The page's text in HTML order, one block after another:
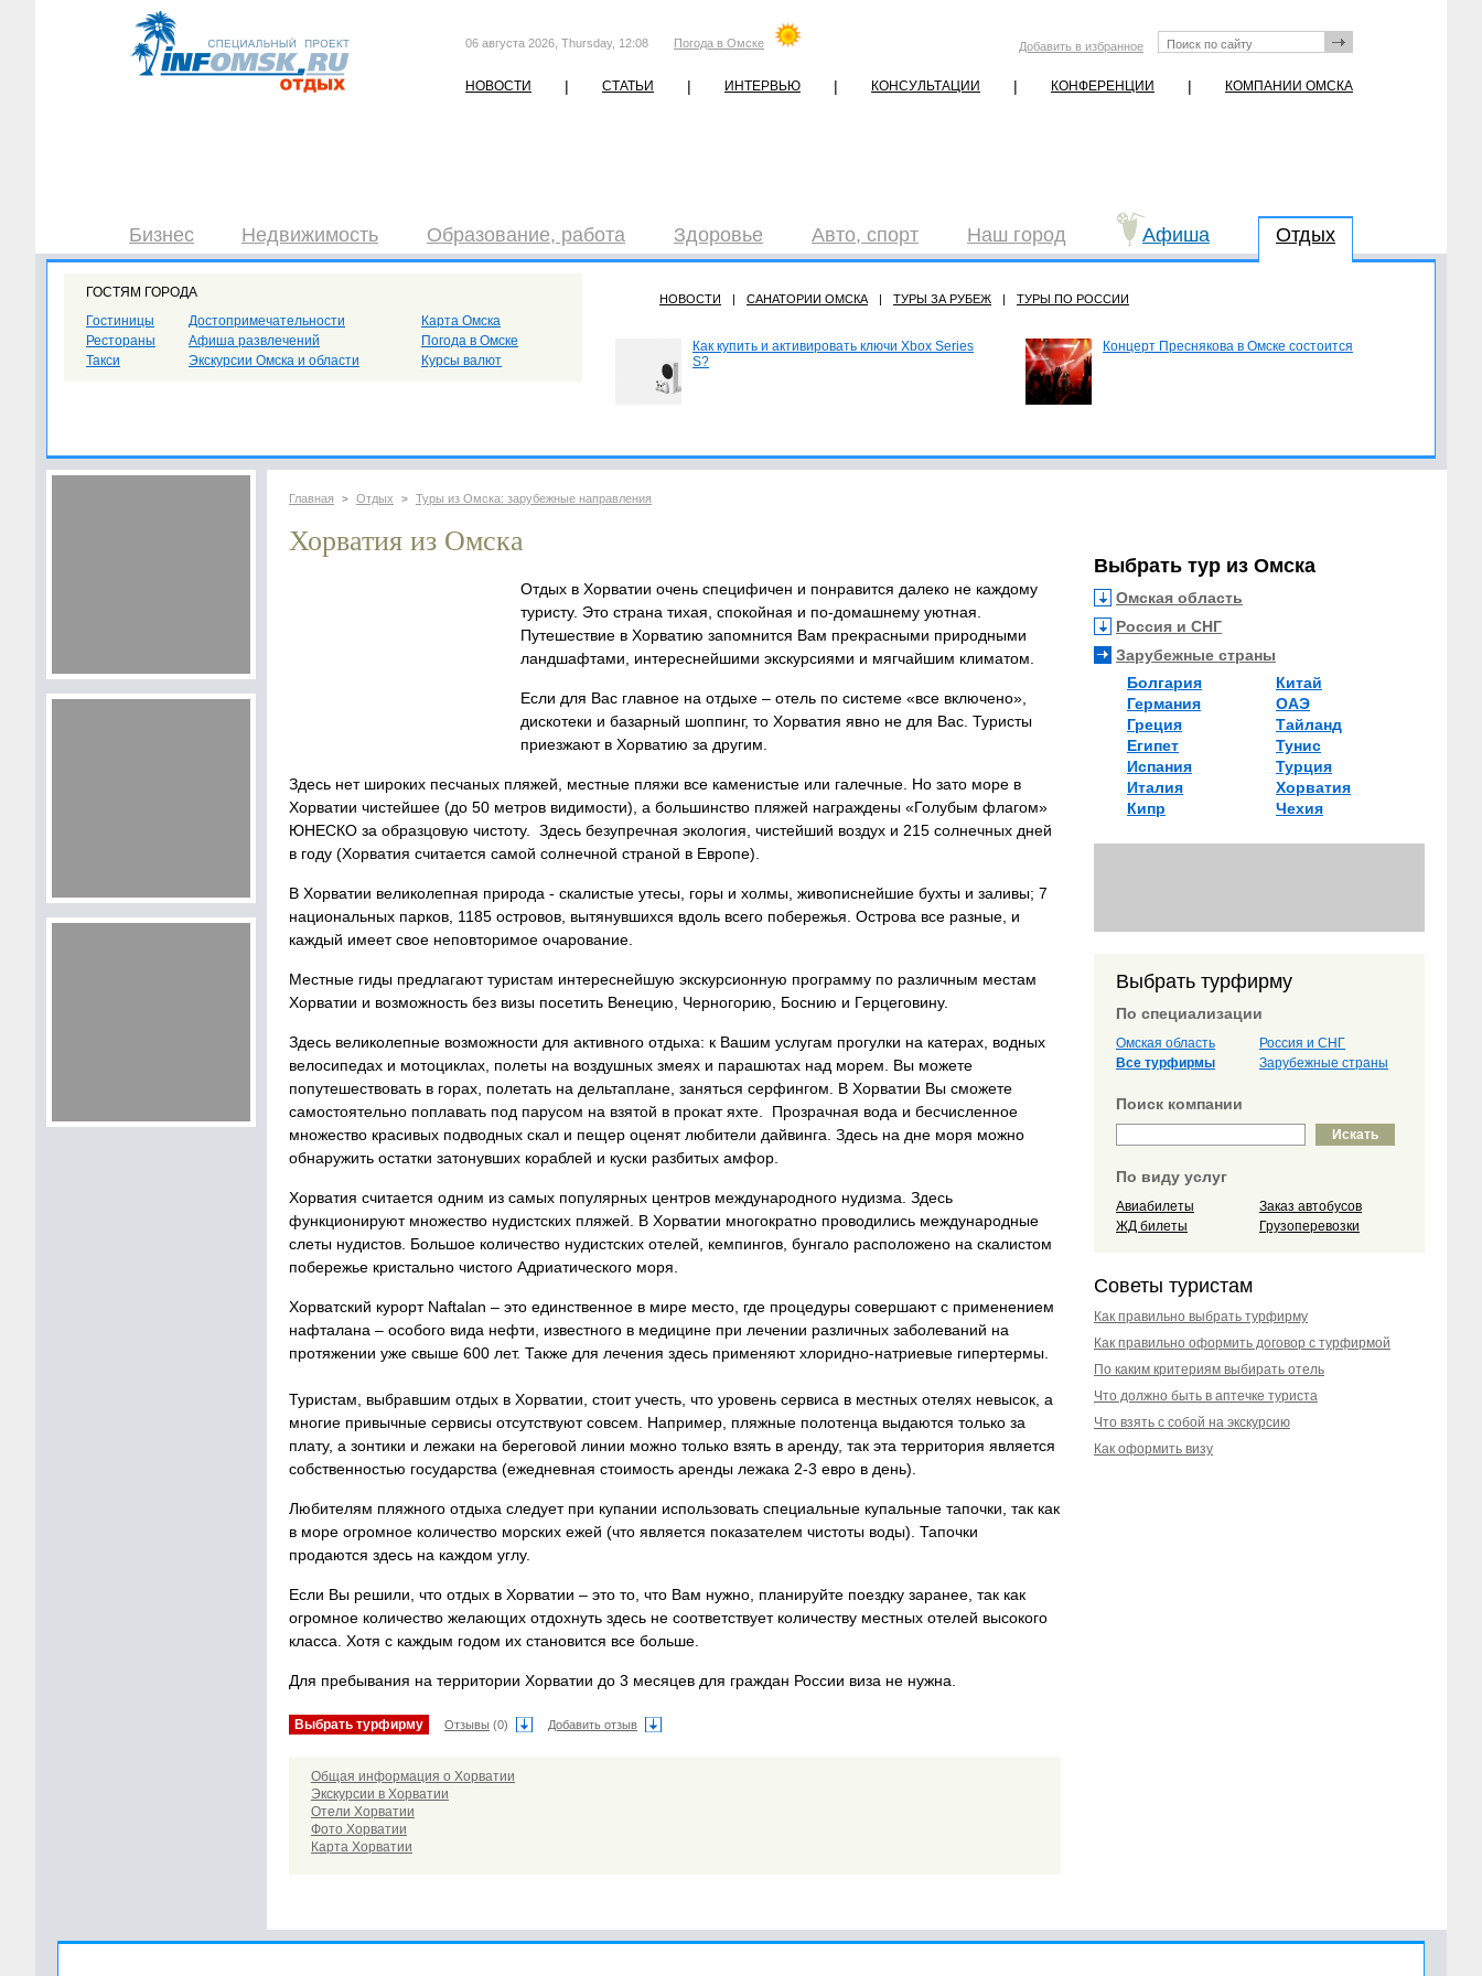
06 августа 2026, Thursday, 12:08 Погода в Омске Добавить в избранное
НОВОСТИ | СТАТЬИ | ИНТЕРВЬЮ | КОНСУЛЬТАЦИИ | КОНФЕРЕНЦИИ | КОМПАНИИ ОМСКА
Бизнес Недвижимость Образование, работа Здоровье Авто, спорт Наш город Афиша Отдых
ГОСТЯМ ГОРОДА
Гостиницы
Рестораны
Такси
Достопримечательности
Афиша развлечений
Экскурсии Омска и области
Карта Омска
Погода в Омске
Курсы валют
НОВОСТИ | САНАТОРИИ ОМСКА | ТУРЫ ЗА РУБЕЖ | ТУРЫ ПО РОССИИ
Как купить и активировать ключи Xbox Series
S?
Концерт Преснякова в Омске состоится
Главная > Отдых > Туры из Омска: зарубежные направления
Хорватия из Омска
Отдых в Хорватии очень специфичен и понравится далеко не каждому
туристу. Это страна тихая, спокойная и по-домашнему уютная.
Путешествие в Хорватию запомнится Вам прекрасными природными
ландшафтами, интереснейшими экскурсиями и мягчайшим климатом.
Если для Вас главное на отдыхе – отель по системе «все включено»,
дискотеки и базарный шоппинг, то Хорватия явно не для Вас. Туристы
приезжают в Хорватию за другим.
Здесь нет широких песчаных пляжей, местные пляжи все каменистые или галечные. Но зато море в
Хорватии чистейшее (до 50 метров видимости), а большинство пляжей награждены «Голубым флагом»
ЮНЕСКО за образцовую чистоту. Здесь безупречная экология, чистейший воздух и 215 солнечных дней
в году (Хорватия считается самой солнечной страной в Европе).
В Хорватии великолепная природа - скалистые утесы, горы и холмы, живописнейшие бухты и заливы; 7
национальных парков, 1185 островов, вытянувшихся вдоль всего побережья. Острова все разные, и
каждый имеет свое неповторимое очарование.
Местные гиды предлагают туристам интереснейшую экскурсионную программу по различным местам
Хорватии и возможность без визы посетить Венецию, Черногорию, Боснию и Герцеговину.
Здесь великолепные возможности для активного отдыха: к Вашим услугам прогулки на катерах, водных
велосипедах и мотоциклах, полеты на воздушных змеях и парашютах над морем. Вы можете
попутешествовать в горах, полетать на дельтаплане, заняться серфингом. В Хорватии Вы сможете
самостоятельно поплавать под парусом на взятой в прокат яхте. Прозрачная вода и бесчисленное
множество красивых подводных скал и пещер оценят любители дайвинга. Здесь на дне моря можно
обнаружить остатки затонувших кораблей и куски разбитых амфор.
Хорватия считается одним из самых популярных центров международного нудизма. Здесь
функционируют множество нудистских пляжей. В Хорватии многократно проводились международные
слеты нудистов. Большое количество нудистских отелей, кемпингов, бунгало расположено на скалистом
побережье кристально чистого Адриатического моря.
Хорватский курорт Naftalan – это единственное в мире место, где процедуры совершают с применением
нафталана – особого вида нефти, известного в медицине при лечении различных заболеваний на
протяжении уже свыше 600 лет. Также для лечения здесь применяют хлоридно-натриевые гипертермы.
Туристам, выбравшим отдых в Хорватии, стоит учесть, что уровень сервиса в местных отелях невысок, а
многие привычные сервисы отсутствуют совсем. Например, пляжные полотенца выдаются только за
плату, а зонтики и лежаки на береговой линии можно только взять в аренду, так эта территория является
собственностью государства (ежедневная стоимость аренды лежака 2-3 евро в день).
Любителям пляжного отдыха следует при купании использовать специальные купальные тапочки, так как
в море огромное количество морских ежей (что является показателем чистоты воды). Тапочки
продаются здесь на каждом углу.
Если Вы решили, что отдых в Хорватии – это то, что Вам нужно, планируйте поездку заранее, так как
огромное количество желающих отдохнуть здесь не соответствует количеству местных отелей высокого
класса. Хотя с каждым годом их становится все больше.
Для пребывания на территории Хорватии до 3 месяцев для граждан России виза не нужна.
Выбрать турфирму Отзывы (0) Добавить отзыв
Общая информация о Хорватии
Экскурсии в Хорватии
Отели Хорватии
Фото Хорватии
Карта Хорватии
Выбрать тур из Омска
Омская область
Россия и СНГ
Зарубежные страны
Болгария
Германия
Греция
Египет
Испания
Италия
Кипр
Китай
ОАЭ
Тайланд
Тунис
Турция
Хорватия
Чехия
Выбрать турфирму
По специализации
Омская область
Все турфирмы
Россия и СНГ
Зарубежные страны
Поиск компании
По виду услуг
Авиабилеты
ЖД билеты
Заказ автобусов
Грузоперевозки
Советы туристам
Как правильно выбрать турфирму
Как правильно оформить договор с турфирмой
По каким критериям выбирать отель
Что должно быть в аптечке туриста
Что взять с собой на экскурсию
Как оформить визу